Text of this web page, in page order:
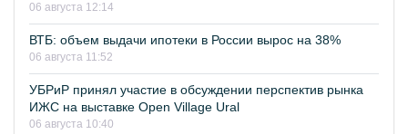
06 августа 12:14
ВТБ: объем выдачи ипотеки в России вырос на 38%
06 августа 11:52
УБРиР принял участие в обсуждении перспектив рынка
ИЖС на выставке Open Village Ural
06 августа 10:40